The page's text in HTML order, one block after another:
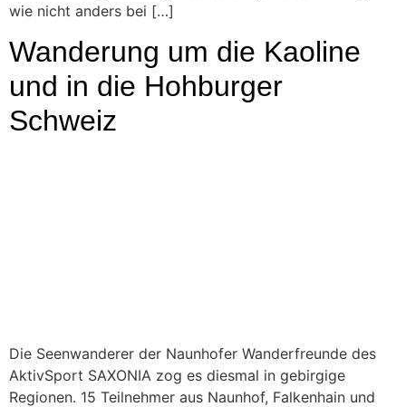
wie nicht anders bei […]
Wanderung um die Kaoline
und in die Hohburger
Schweiz
Die Seenwanderer der Naunhofer Wanderfreunde des
AktivSport SAXONIA zog es diesmal in gebirgige
Regionen. 15 Teilnehmer aus Naunhof, Falkenhain und